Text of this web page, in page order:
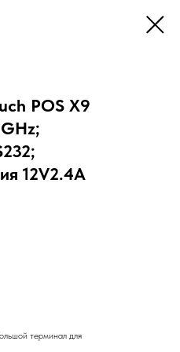
POS X9
12V2.4A
терминал для